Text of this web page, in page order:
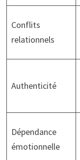
Conflits
relationnels
Authenticité
Dépendance
émotionnelle